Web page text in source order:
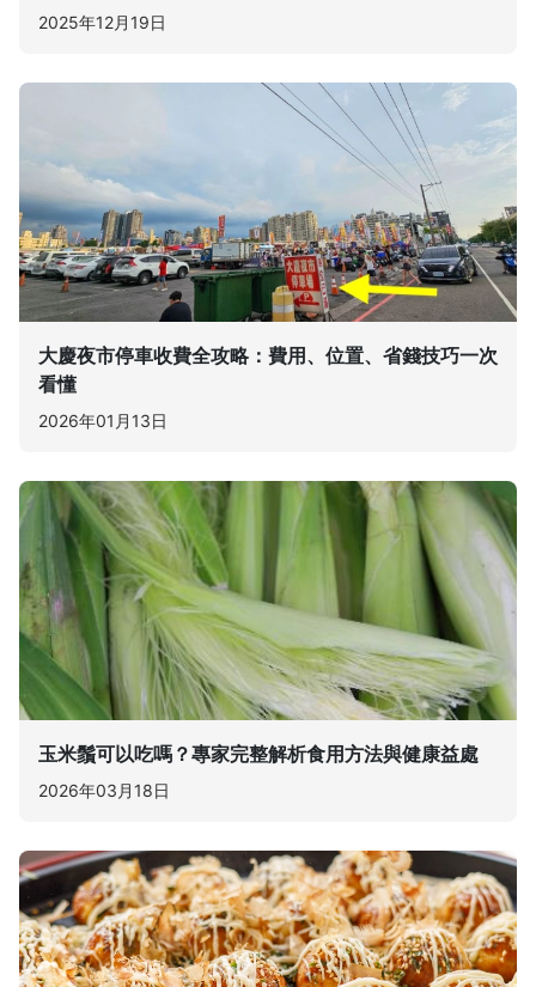
2025年12月19日
大慶夜市停車收費全攻略：費用、位置、省錢技巧一次
看懂
2026年01月13日
玉米鬚可以吃嗎？專家完整解析食用方法與健康益處
2026年03月18日